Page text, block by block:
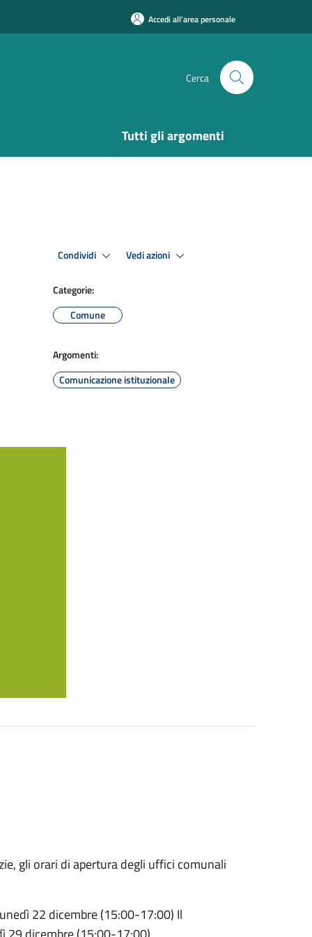
Accedi all'area personale
Cerca
Tutti gli argomenti
Condividi Vedi azioni
Categorie:
Comune
Argomenti:
Comunicazione istituzionale
gli orari di apertura degli uffici comunali
22 dicembre (15:00-17:00) Il